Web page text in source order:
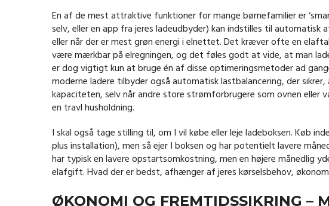
En af de mest attraktive funktioner for mange børnefamilier er
selv, eller en app fra jeres ladeudbyder) kan indstilles til
eller når der er mest grøn energi i elnettet. Det kræver ofte en
være mærkbar på elregningen, og det føles godt at vide, at man
er dog vigtigt kun at bruge én af disse optimeringsmetoder ad
moderne ladere tilbyder også automatisk lastbalancering, der
kapaciteten, selv når andre store strømforbrugere som ovnen eller
en travl husholdning.
I skal også tage stilling til, om I vil købe eller leje ladeboksen. Køb
plus installation), men så ejer I boksen og har potentielt lavere
har typisk en lavere opstartsomkostning, men en højere månedlig
elafgift. Hvad der er bedst, afhænger af jeres kørselsbehov,
ØKONOMI OG FREMTIDSSIKRING –